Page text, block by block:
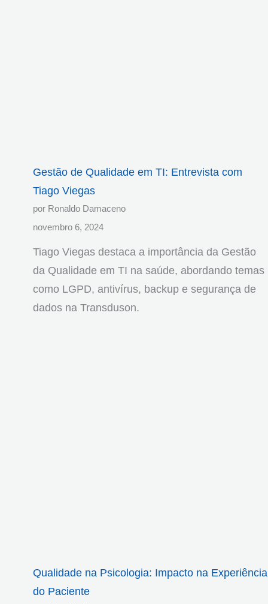
Gestão de Qualidade em TI: Entrevista com
Tiago Viegas
por Ronaldo Damaceno
novembro 6, 2024
Tiago Viegas destaca a importância da Gestão
da Qualidade em TI na saúde, abordando temas
como LGPD, antivírus, backup e segurança de
dados na Transduson.
Qualidade na Psicologia: Impacto na Experiência
do Paciente